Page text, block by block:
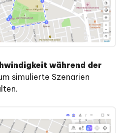
während der
simulierte Szenarien